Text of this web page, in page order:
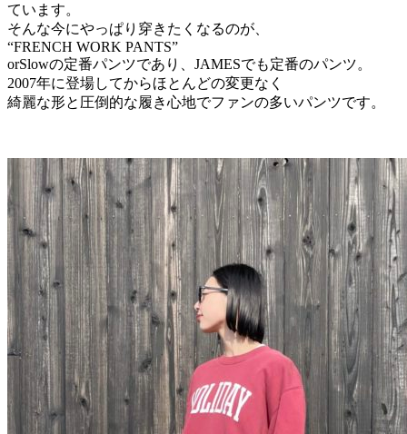
ています。
そんな今にやっぱり穿きたくなるのが、
“FRENCH WORK PANTS”
orSlowの定番パンツであり、JAMESでも定番のパンツ。
2007年に登場してからほとんどの変更なく
綺麗な形と圧倒的な履き心地でファンの多いパンツです。